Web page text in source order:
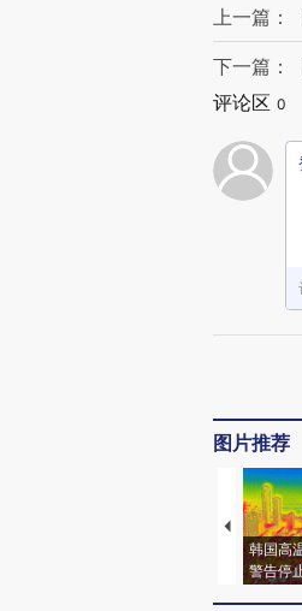
上一篇：
下一篇：
评论区 0
图片推荐
韩国高
警告停